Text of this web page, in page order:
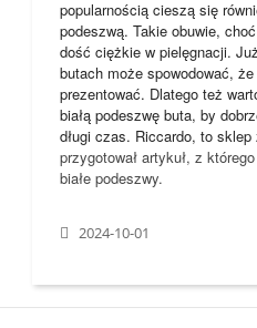
popularnością cieszą się
podeszwą. Takie obuwie,
dość ciężkie w pielęgnacji.
butach może spowodować,
prezentować. Dlatego też
białą podeszwę buta, by
długi czas. Riccardo, to sklep
przygotował artykuł, z
białe podeszwy.
2024-10-01